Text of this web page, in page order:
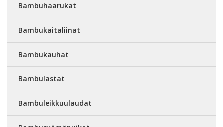
Bambuhaarukat
Bambukaitaliinat
Bambukauhat
Bambulastat
Bambuleikkuulaudat